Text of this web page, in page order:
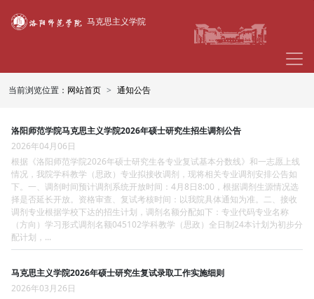
马克思主义学院
当前浏览位置： 网站首页 通知公告
洛阳师范学院马克思主义学院2026年硕士研究生招生调剂公告
2026年04月06日
根据《洛阳师范学院2026年硕士研究生各专业复试基本分数线》和一志愿上线
情况，我院学科教学（思政）专业拟接收调剂，现将相关专业调剂安排公告如
下。一、调剂时间预计调剂系统开放时间：4月8日8:00，根据调剂生源情况选
择是否延长开放。资格审查、复试考核时间：以我院具体通知为准。二、接收
调剂专业根据学校下达的招生计划，调剂名额分配如下：专业代码专业名称
（方向）学习形式调剂名额045102学科教学（思政）全日制24本计划为初步分
配计划，...
马克思主义学院2026年硕士研究生复试录取工作实施细则
2026年03月26日